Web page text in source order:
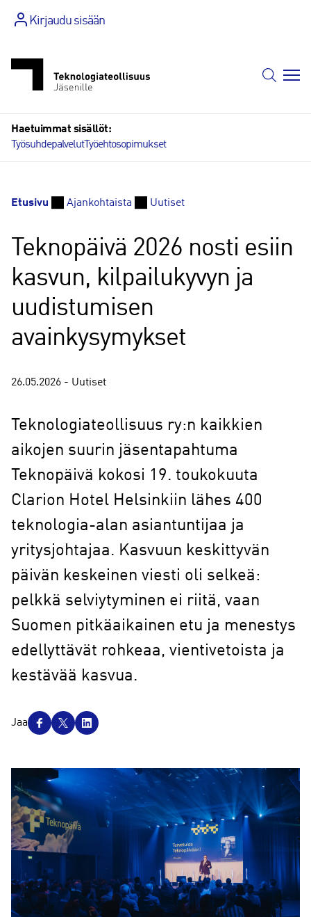
sisältöönKirjaudu sisään
Haetuimmat sisällöt:
TyösuhdepalvelutTyöehtosopimukset
Etusivu Ajankohtaista Uutiset
Teknopäivä 2026 nosti esiin
kasvun, kilpailukyvyn ja
uudistumisen
avainkysymykset
26.05.2026 - Uutiset
Teknologiateollisuus ry:n kaikkien
aikojen suurin jäsentapahtuma
Teknopäivä kokosi 19. toukokuuta
Clarion Hotel Helsinkiin lähes 400
teknologia-alan asiantuntijaa ja
yritysjohtajaa. Kasvuun keskittyvän
päivän keskeinen viesti oli selkeä:
pelkkä selviytyminen ei riitä, vaan
Suomen pitkäaikainen etu ja menestys
edellyttävät rohkeaa, vientivetoista ja
kestävää kasvua.
J
Jaa